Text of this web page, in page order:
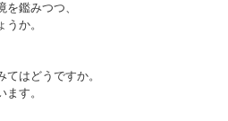
鑑みつつ、
か。
はどうですか。
す。